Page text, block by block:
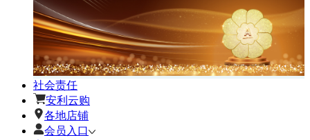
社会责任
安利云购
各地店铺
会员入口